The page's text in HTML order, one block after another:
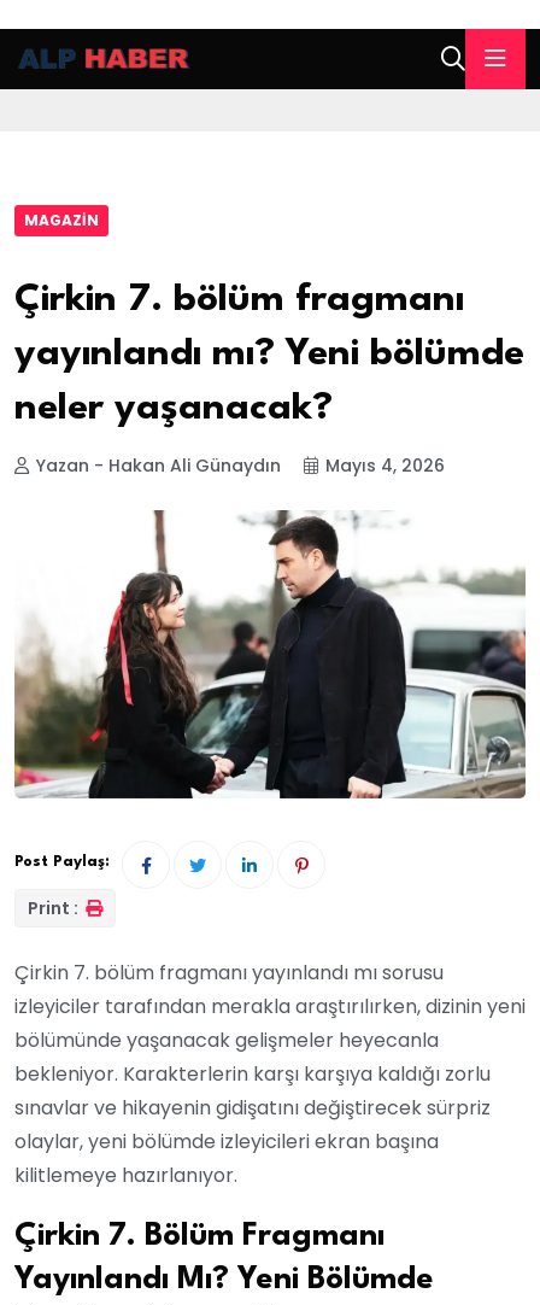
MAGAZIN
Çirkin 7. bölüm fragmanı
yayınlandı mı? Yeni bölümde
neler yaşanacak?
Yazan - Hakan Ali Günaydın Mayıs 4, 2026
Post Paylaş:
Print :
Çirkin 7. bölüm fragmanı yayınlandı mı sorusu
izleyiciler tarafından merakla araştırılırken, dizinin yeni
bölümünde yaşanacak gelişmeler heyecanla
bekleniyor. Karakterlerin karşı karşıya kaldığı zorlu
sınavlar ve hikayenin gidişatını değiştirecek sürpriz
olaylar, yeni bölümde izleyicileri ekran başına
kilitlemeye hazırlanıyor.
Çirkin 7. Bölüm Fragmanı
Yayınlandı Mı? Yeni Bölümde